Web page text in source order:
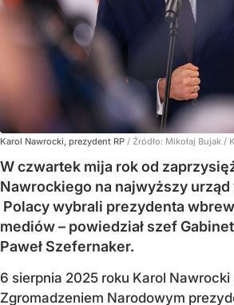
Karol Nawrocki, prezydent RP / Źródło: Mikołaj Bujak /
W czwartek mija rok od
Nawrockiego na najwyższy urząd
Polacy wybrali prezydenta
mediów – powiedział szef
Paweł Szefernaker.
6 sierpnia 2025 roku Karol Nawrocki
Zgromadzeniem Narodowym